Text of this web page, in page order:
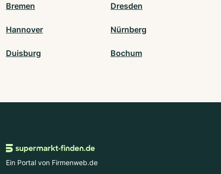
Bremen Dresden
Hannover Nürnberg
Duisburg Bochum
Ein Portal von Firmenweb.de